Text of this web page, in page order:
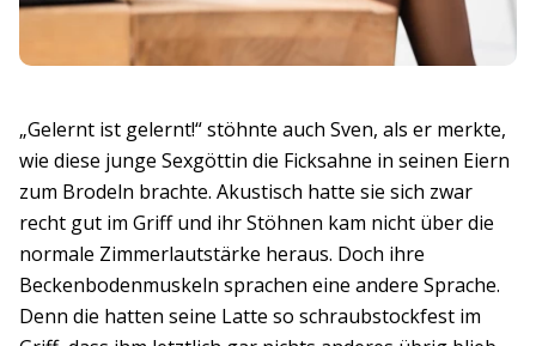
„Gelernt ist gelernt!“ stöhnte auch Sven, als er merkte,
wie diese junge Sexgöttin die Ficksahne in seinen Eiern
zum Brodeln brachte. Akustisch hatte sie sich zwar
recht gut im Griff und ihr Stöhnen kam nicht über die
normale Zimmerlautstärke heraus. Doch ihre
Beckenbodenmuskeln sprachen eine andere Sprache.
Denn die hatten seine Latte so schraubstockfest im